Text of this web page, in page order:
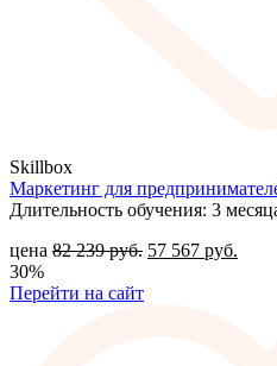
Skillbox
Маркетинг для
Длительность обучения: 3
цена 82 239руб. 57 567 руб.
30%
Перейти на сайт